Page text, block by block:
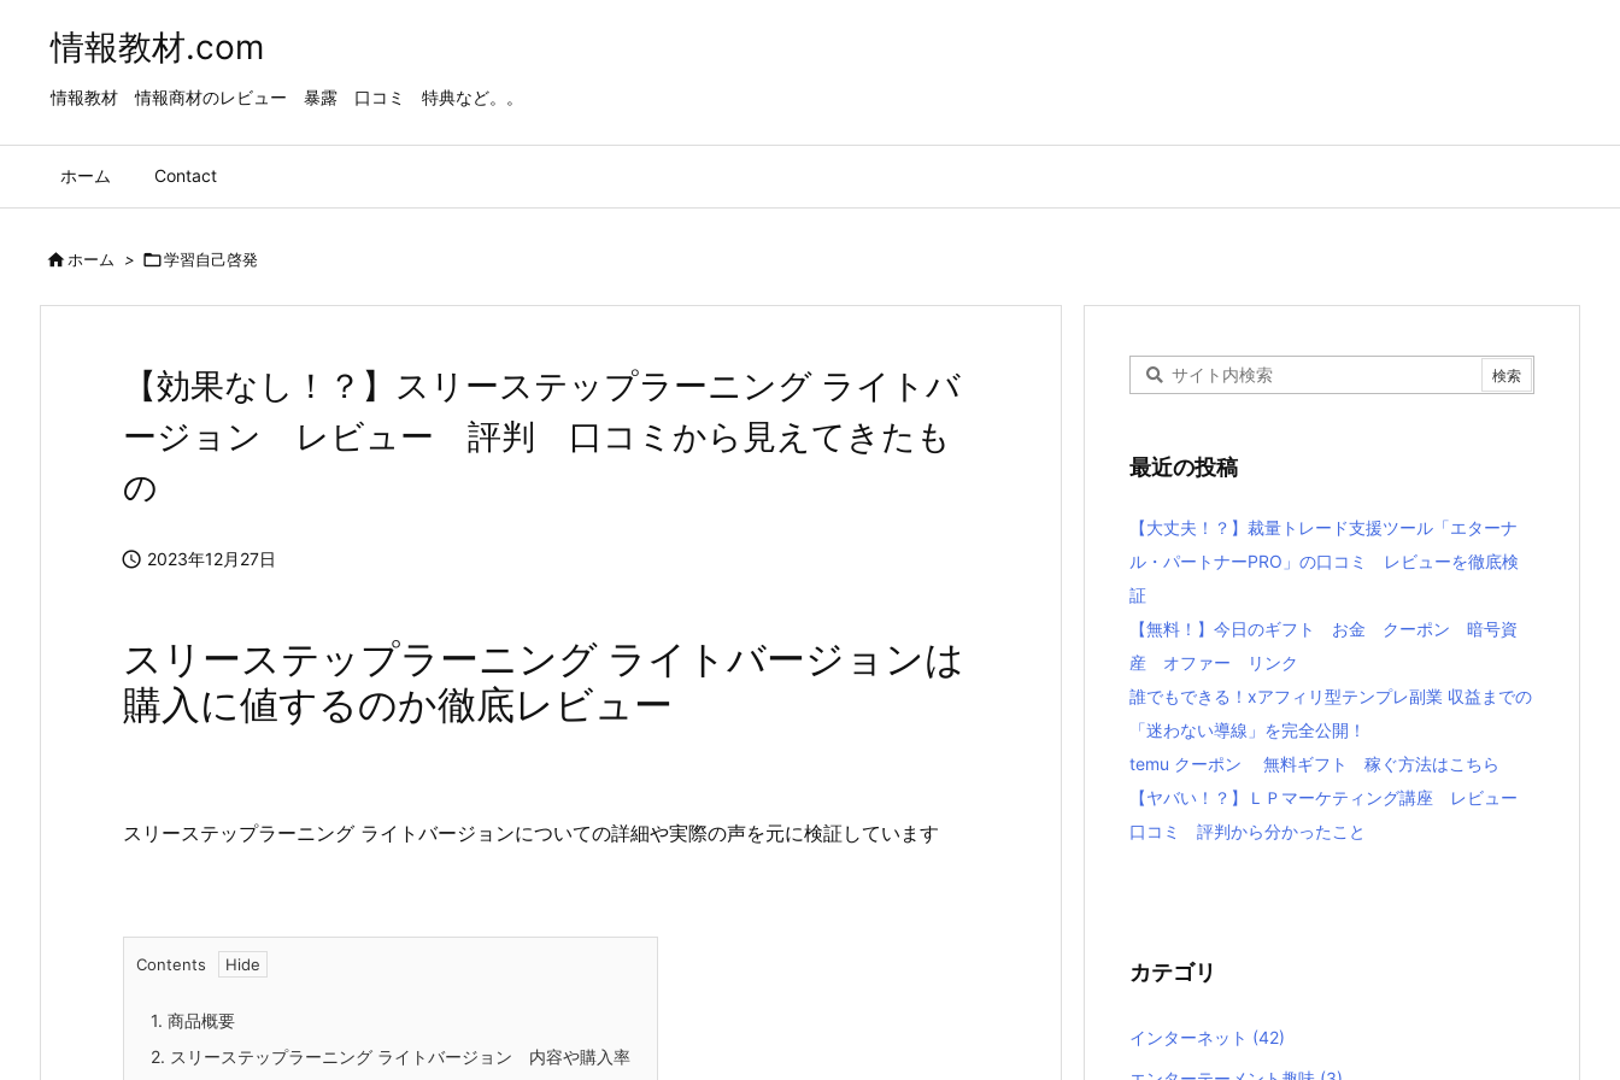
情報教材.com
情報教材 情報商材のレビュー 暴露 口コミ 特典など。。
ホーム Contact
ホーム > 学習自己啓発
【効果なし！？】スリーステップラーニング ライトバ
ージョン レビュー 評判 口コミから見えてきたも
の
 2023年12月27日
スリーステップラーニング ライトバージョンは
購入に値するのか徹底レビュー
スリーステップラーニング ライトバージョンについての詳細や実際の声を元に検証しています
Contents
1. 商品概要
2. スリーステップラーニング ライトバージョン 内容や購入率
最近の投稿
【大丈夫！？】裁量トレード支援ツール「エターナ
ル・パートナーPRO」の口コミ レビューを徹底検
証
【無料！】今日のギフト お金 クーポン 暗号資
産 オファー リンク
誰でもできる！xアフィリ型テンプレ副業 収益までの
「迷わない導線」を完全公開！
temu クーポン 無料ギフト 稼ぐ方法はこちら
【ヤバい！？】ＬＰマーケティング講座 レビュー
口コミ 評判から分かったこと
カテゴリ
インターネット (42)